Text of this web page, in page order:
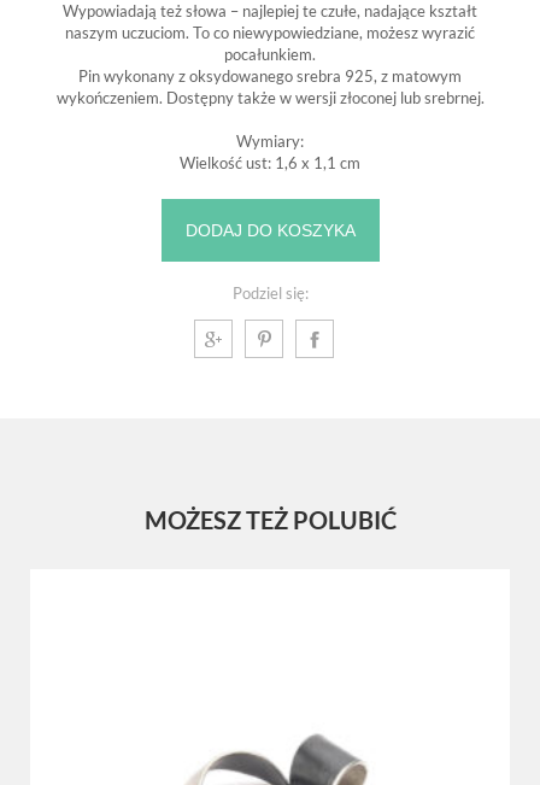
Wypowiadają też słowa – najlepiej te czułe, nadające kształt
naszym uczuciom. To co niewypowiedziane, możesz wyrazić
pocałunkiem.
Pin wykonany z oksydowanego srebra 925, z matowym
wykończeniem. Dostępny także w wersji złoconej lub srebrnej.
Wymiary:
Wielkość ust: 1,6 x 1,1 cm
DODAJ DO KOSZYKA
Podziel się:
MOŻESZ TEŻ POLUBIĆ